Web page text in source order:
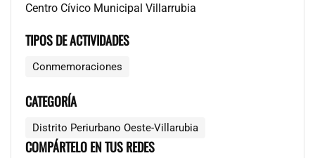
Centro Cívico Municipal Villarrubia
TIPOS DE ACTIVIDADES
Conmemoraciones
CATEGORÍA
Distrito Periurbano Oeste-Villarubia
COMPÁRTELO EN TUS REDES